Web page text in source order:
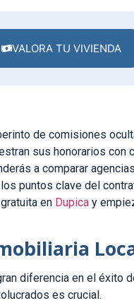
VALORA TU VIVIENDA
de comisiones
sus honorarios con
a comparar
puntos clave del
en Dupica y
diferencia en el éxito
es crucial.